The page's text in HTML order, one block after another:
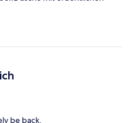
be back.